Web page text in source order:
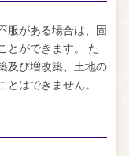
服がある場合は、固
とができます。 た
及び増改築、土地の
はできません。